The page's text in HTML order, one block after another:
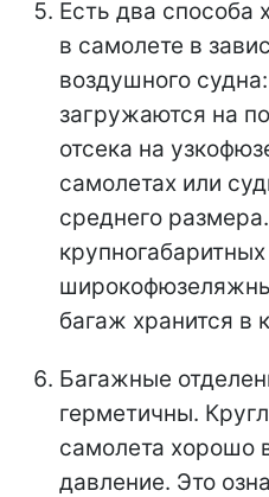
Есть два способа
в самолете в
воздушного
загружаются на
отсека на
самолетах или
среднего
багаж хранится в
Багажные
герметичны.
самолета хорошо
давление. Это